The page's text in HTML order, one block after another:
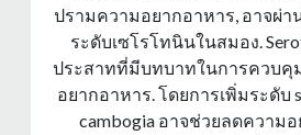
ปรามความอยากอาหาร, อาจผ่
ระดับเซโรโทนินในสมอง.
ประสาทที่มีบทบาทในการควบ
อยากอาหาร. โดยการเพิ่มระดับ
cambogia อาจช่วยลดความ